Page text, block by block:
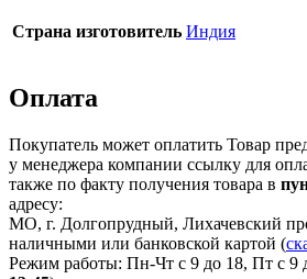
Страна изготовитель Индия
Оплата
Покупатель может оплатить Товар
у менеджера компании ссылку для
также по факту получения товара в
адресу:
МО, г. Долгопрудный, Лихачевский
наличными или банковской картой (
Режим работы: Пн-Чт с 9 до 18, Пт с 9